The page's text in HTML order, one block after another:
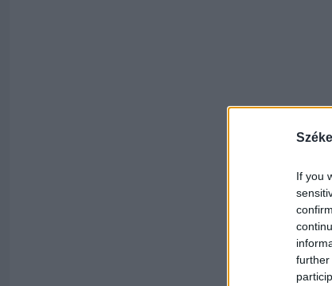
If you
further